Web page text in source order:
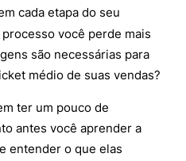
cada etapa do seu
você perde mais
são necessárias para
médio de suas vendas?
ter um pouco de
antes você aprender a
entender o que elas